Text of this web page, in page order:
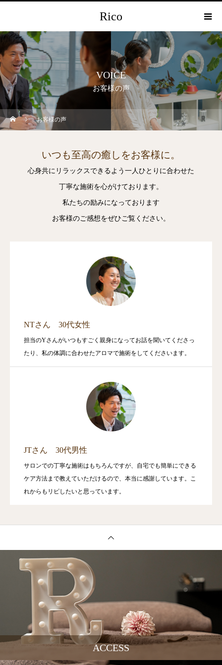
Rico
VOICE
お客様の声
お客様の声
いつも至高の癒しをお客様に。
心身共にリラックスできるよう一人ひとりに合わせた
丁寧な施術を心がけております。
私たちの励みになっております
お客様のご感想をぜひご覧ください。
NTさん 30代女性
担当のYさんがいつもすごく親身になってお話を聞いてくださっ
たり、私の体調に合わせたアロマで施術をしてくださいます。
JTさん 30代男性
サロンでの丁寧な施術はもちろんですが、自宅でも簡単にできる
ケア方法まで教えていただけるので、本当に感謝しています。こ
れからもリピしたいと思っています。
ACCESS